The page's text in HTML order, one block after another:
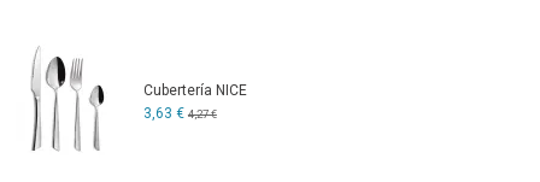
Cubertería NICE
3,63 € 4,27 €